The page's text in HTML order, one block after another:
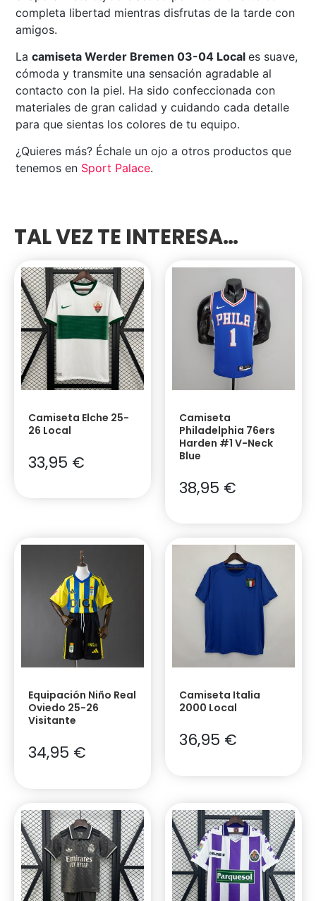
completa libertad mientras disfrutas de la tarde con
amigos.
Lacamiseta Werder Bremen 03-04 Local es suave,
cómoda y transmite una sensación agradable al
contacto con la piel. Ha sido confeccionada con
materiales de gran calidad y cuidando cada detalle
para que sientas los colores de tu equipo.
¿Quieres más? Échale un ojo a otros productos que
tenemos en Sport Palace.
TAL VEZ TE INTERESA…
Camiseta Elche 25-
26 Local
33,95 €
Camiseta
Philadelphia 76ers
Harden #1 V-Neck
Blue
38,95 €
Equipación Niño Real
Oviedo 25-26
Visitante
34,95 €
Camiseta Italia
2000 Local
36,95 €